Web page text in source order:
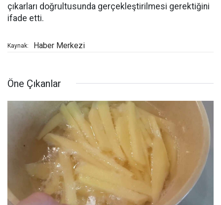
çıkarları doğrultusunda gerçekleştirilmesi gerektiğini
ifade etti.
Kaynak: Haber Merkezi
Öne Çıkanlar